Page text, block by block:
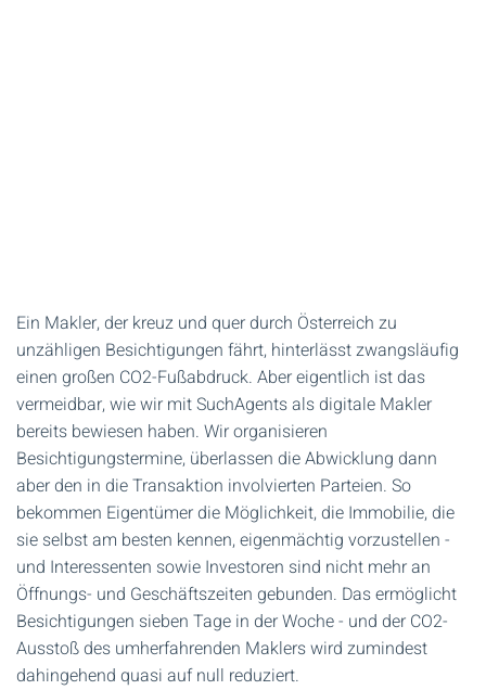
Ein Makler, der kreuz und quer durch Österreich zu
unzähligen Besichtigungen fährt, hinterlässt zwangsläufig
einen großen CO2-Fußabdruck. Aber eigentlich ist das
vermeidbar, wie wir mit SuchAgents als digitale Makler
bereits bewiesen haben. Wir organisieren
Besichtigungstermine, überlassen die Abwicklung dann
aber den in die Transaktion involvierten Parteien. So
bekommen Eigentümer die Möglichkeit, die Immobilie, die
sie selbst am besten kennen, eigenmächtig vorzustellen -
und Interessenten sowie Investoren sind nicht mehr an
Öffnungs- und Geschäftszeiten gebunden. Das ermöglicht
Besichtigungen sieben Tage in der Woche - und der CO2-
Ausstoß des umherfahrenden Maklers wird zumindest
dahingehend quasi auf null reduziert.